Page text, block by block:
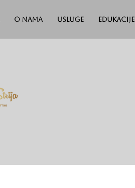
O nama Usluge Edukacije